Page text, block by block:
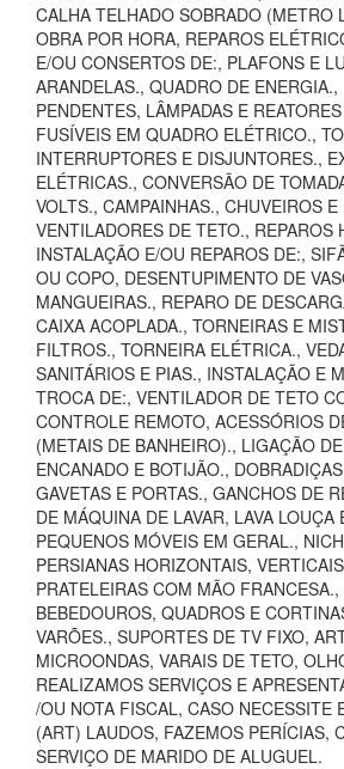
CALHA TELHADO SOBRADO (METRO
OBRA POR HORA, REPAROS
E/OU CONSERTOS DE:, PLAFONS E
ARANDELAS., QUADRO DE
PENDENTES, LÂMPADAS E
FUSÍVEIS EM QUADRO ELÉTRICO.,
INTERRUPTORES E DISJUNTORES.,
ELÉTRICAS., CONVERSÃO DE
VOLTS., CAMPAINHAS., CHUVEIROS
VENTILADORES DE TETO., REPAROS
INSTALAÇÃO E/OU REPAROS DE:,
OU COPO, DESENTUPIMENTO DE
MANGUEIRAS., REPARO DE
CAIXA ACOPLADA., TORNEIRAS E
FILTROS., TORNEIRA ELÉTRICA.,
SANITÁRIOS E PIAS., INSTALAÇÃO E
TROCA DE:, VENTILADOR DE TETO
CONTROLE REMOTO, ACESSÓRIOS
(METAIS DE BANHEIRO)., LIGAÇÃO
ENCANADO E BOTIJÃO.,
GAVETAS E PORTAS., GANCHOS DE
DE MÁQUINA DE LAVAR, LAVA LOUÇA
PEQUENOS MÓVEIS EM GERAL.,
PERSIANAS HORIZONTAIS,
PRATELEIRAS COM MÃO
BEBEDOUROS, QUADROS E
VARÕES., SUPORTES DE TV FIXO,
MICROONDAS, VARAIS DE TETO,
REALIZAMOS SERVIÇOS E
/OU NOTA FISCAL, CASO NECESSITE
(ART) LAUDOS, FAZEMOS PERÍCIAS,
SERVIÇO DE MARIDO DE ALUGUEL.